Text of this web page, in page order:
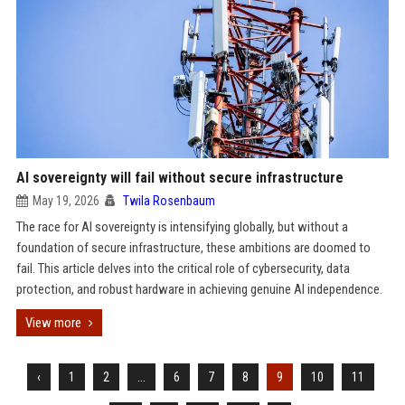
AI sovereignty will fail without secure infrastructure
May 19, 2026 Twila Rosenbaum
The race for AI sovereignty is intensifying globally, but without a
foundation of secure infrastructure, these ambitions are doomed to
fail. This article delves into the critical role of cybersecurity, data
protection, and robust hardware in achieving genuine AI independence.
View more
‹ 1 2 6 7 8 9 10 11